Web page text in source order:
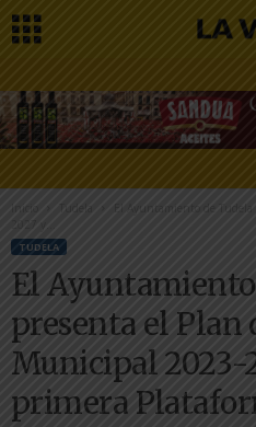
Inicio Tudela
El Ayuntamiento de
2027 y...
TUDELA
El
presenta el Plan
Municipal 2023-
primera